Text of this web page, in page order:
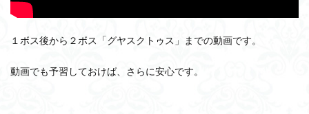
１ボス後から２ボス「グヤスクトゥス」までの動画です。
動画でも予習しておけば、さらに安心です。